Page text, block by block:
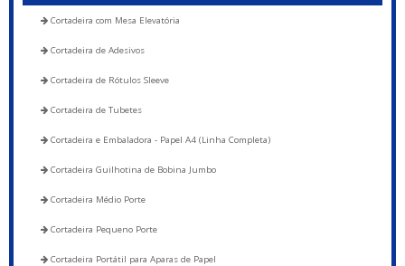
Cortadeira com Mesa Elevatória
Cortadeira de Adesivos
Cortadeira de Rótulos Sleeve
Cortadeira de Tubetes
Cortadeira e Embaladora - Papel A4 (Linha Completa)
Cortadeira Guilhotina de Bobina Jumbo
Cortadeira Médio Porte
Cortadeira Pequeno Porte
Cortadeira Portátil para Aparas de Papel